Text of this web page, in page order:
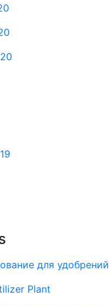
для удобрений
Plant